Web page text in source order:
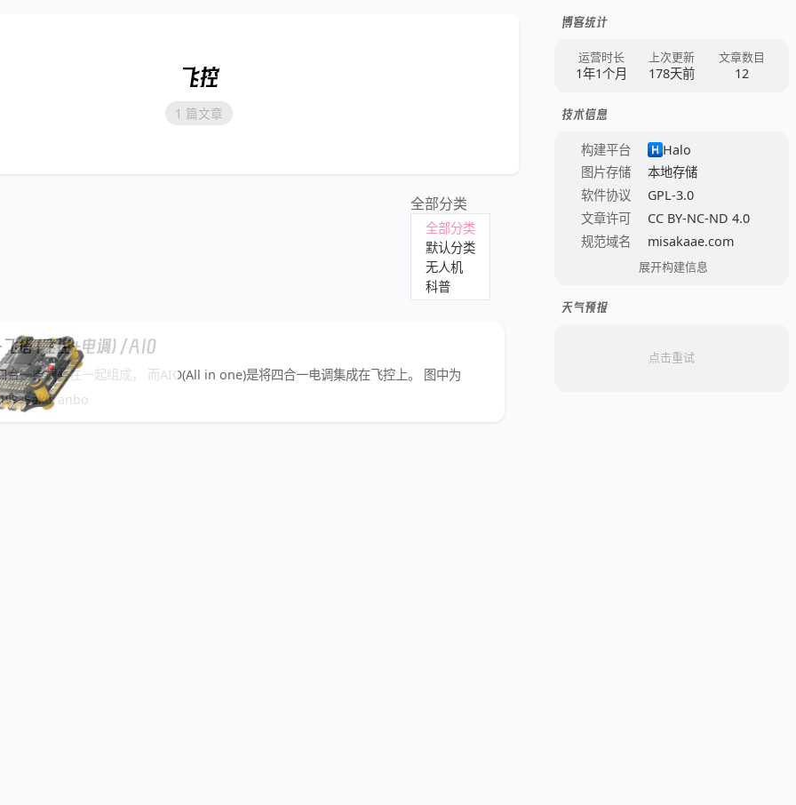
飞控
1 篇文章
全部分类
全部分类
默认分类
无人机
科普
塔（飞控+电调）/AIO
合一电调叠在一起组成， 而AIO(All in one)是将四合一电调集成在飞控上。 图中为
1993Sakuranbo
博客统计
运营时长
1年1个月
上次更新
178天前
文章数目
12
技术信息
构建平台
Halo
图片存储
本地存储
软件协议
GPL-3.0
文章许可
CC BY-NC-ND 4.0
规范域名
misakaae.com
展开构建信息
天气预报
点击重试